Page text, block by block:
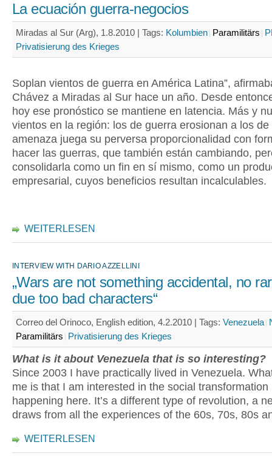
La ecuación guerra-negocios
Miradas al Sur (Arg), 1.8.2010 | Tags: Kolumbien Paramilitärs
Privatisierung des Krieges
Soplan vientos de guerra en América Latina”,
Chávez a Miradas al Sur hace un año. Desde
hoy ese pronóstico se mantiene en latencia. Más y
vientos en la región: los de guerra erosionan a los
amenaza juega su perversa proporcionalidad con
hacer las guerras, que también están cambiando,
consolidarla como un fin en sí mismo, como un
empresarial, cuyos beneficios resultan incalculables.
WEITERLESEN
INTERVIEW WITH DARIO AZZELLINI
„Wars are not something accidental, no
due too bad characters“
Correo del Orinoco, English edition, 4.2.2010 | Tags: Venezuela
Paramilitärs Privatisierung des Krieges
What is it about Venezuela that is so interesting?
Since 2003 I have practically lived in Venezuela.
me is that I am interested in the social transformation
happening here. It’s a different type of revolution, a
draws from all the experiences of the 60s, 70s, 80s
WEITERLESEN